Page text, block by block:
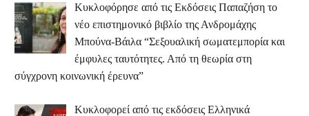
Κυκλοφόρησε από τις Εκδόσεις Παπαζήση το
νέο επιστημονικό βιβλίο της Ανδρομάχης
Μπούνα-Βάιλα “Σεξουαλική σωματεμπορία και
έμφυλες ταυτότητες. Από τη θεωρία στη
σύγχρονη κοινωνική έρευνα”
Κυκλοφορεί από τις εκδόσεις Ελληνικά